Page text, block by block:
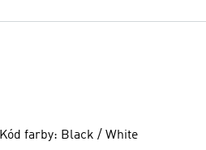
Kód farby: Black / White